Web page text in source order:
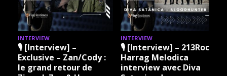
INTERVIEW
🎙 [Interview] –
Exclusive – Zan/Cody :
le grand retour de
INTERVIEW
🎙 [Interview] – 213Rock
Harrag Melodica
interview avec Diva